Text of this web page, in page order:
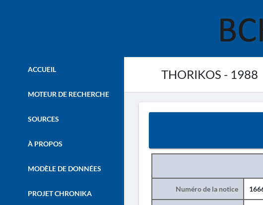
THORIKOS - 1988
ACCUEIL
MOTEUR DE RECHERCHE
SOURCES
À PROPOS
MODÈLE DE DONNÉES
PROJET CHRONIKA
Numéro de la notice